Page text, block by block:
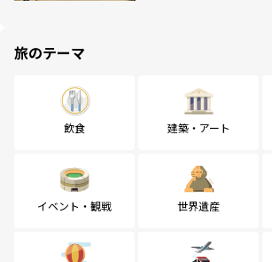
旅のテーマ
飲食 建築・アート
イベント・観戦 世界遺産